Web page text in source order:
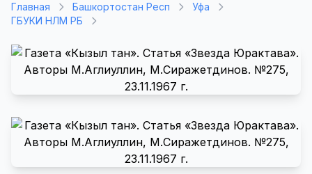
Главная Башкортостан Респ
Уфа
ГБУКИ НЛМ РБ